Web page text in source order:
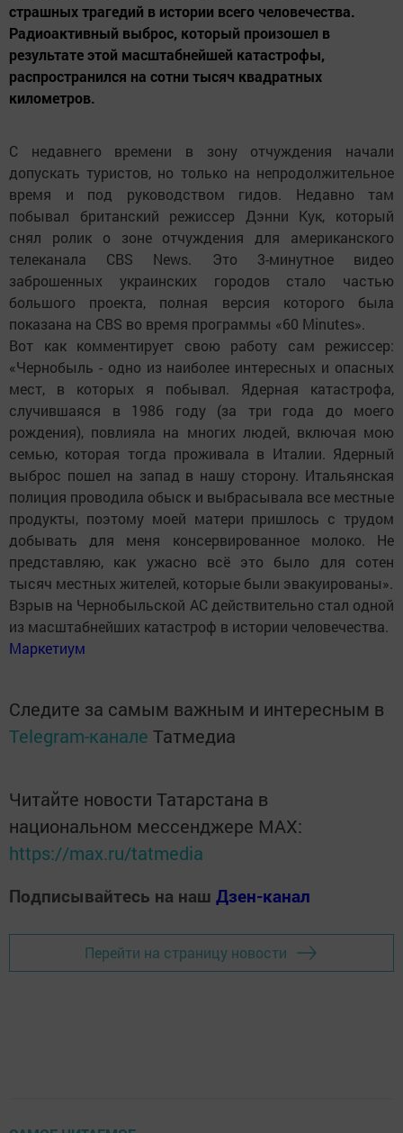
страшных трагедий в истории всего человечества.
Радиоактивный выброс, который произошел в
результате этой масштабнейшей катастрофы,
распространился на сотни тысяч квадратных
километров.
С недавнего времени в зону отчуждения начали
допускать туристов, но только на непродолжительное
время и под руководством гидов. Недавно там
побывал британский режиссер Дэнни Кук, который
снял ролик о зоне отчуждения для американского
телеканала CBS News. Это 3-минутное видео
заброшенных украинских городов стало частью
большого проекта, полная версия которого была
показана на CBS во время программы «60 Minutes».
Вот как комментирует свою работу сам режиссер:
«Чернобыль - одно из наиболее интересных и опасных
мест, в которых я побывал. Ядерная катастрофа,
случившаяся в 1986 году (за три года до моего
рождения), повлияла на многих людей, включая мою
семью, которая тогда проживала в Италии. Ядерный
выброс пошел на запад в нашу сторону. Итальянская
полиция проводила обыск и выбрасывала все местные
продукты, поэтому моей матери пришлось с трудом
добывать для меня консервированное молоко. Не
представляю, как ужасно всё это было для сотен
тысяч местных жителей, которые были эвакуированы».
Взрыв на Чернобыльской АС действительно стал одной
из масштабнейших катастроф в истории человечества.
Маркетиум
Следите за самым важным и интересным в
Telegram-канале Татмедиа
Читайте новости Татарстана в
национальном мессенджере MАХ:
https://max.ru/tatmedia
Подписывайтесь на наш Дзен-канал
Перейти на страницу новости